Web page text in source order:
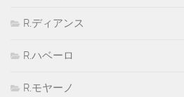
R.ディアンス
R.ハベーロ
R.モヤーノ